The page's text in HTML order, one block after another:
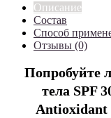
Описание
Состав
Способ
Отзывы (0)
Попробуйте
тела SPF
Antioxidant